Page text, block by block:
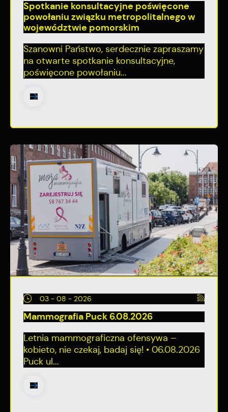
Spotkanie konsultacyjne poświęcone
powołaniu związku metropolitalnego w
województwie pomorskim
Szanowni Państwo, serdecznie zapraszamy
na otwarte spotkanie konsultacyjne,
poświęcone powołaniu...
03 - 08 - 2026
Mammografia Puck 6.08.2026
Letnia mammograficzna ofensywa –
kobieto, nie czekaj, badaj się! • 06.08.2026
Puck ul...